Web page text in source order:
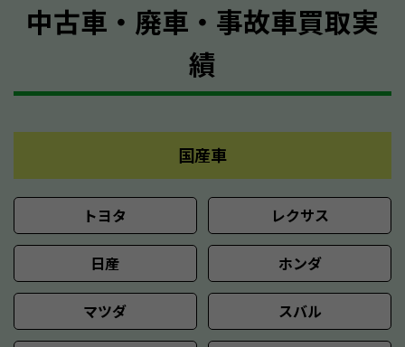
中古車・廃車・事故車買取実
績
国産車
トヨタ レクサス
日産 ホンダ
マツダ スバル